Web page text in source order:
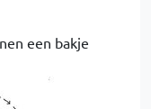
een bakje